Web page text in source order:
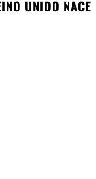
UNIDO NACE